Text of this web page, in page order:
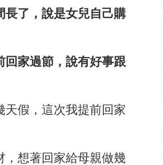
長了，說是女兒自己購
家過節，說有好事跟
假，這次我提前回家
想著回家給母親做幾